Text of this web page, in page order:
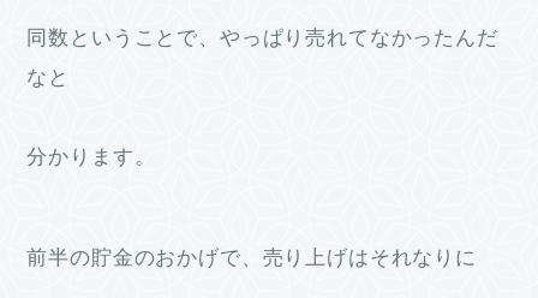
同数ということで、やっぱり売れてなかったんだ
なと
分かります。
前半の貯金のおかげで、売り上げはそれなりに